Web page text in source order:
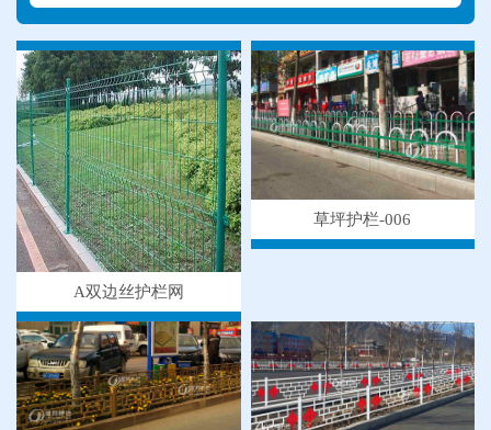
A双边丝护栏网
草坪护栏-006